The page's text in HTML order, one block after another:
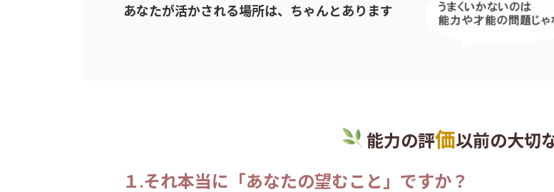
あなたが活かされる場所は、ちゃんとあります
能力の評価以前の大切
１.それ本当に「あなたの望むこと」ですか？